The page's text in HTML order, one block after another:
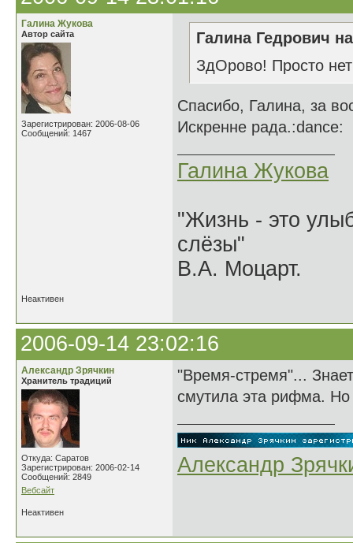
Галина Жукова
Автор сайта
Зарегистрирован: 2006-08-06
Сообщений: 1467
Галина Гедрович
ЗдОрово! Просто
Спасибо, Галина, за
Искренне рада.:dance:
Галина Жукова
"Жизнь - это
слёзы"
В.А. Моцарт.
Неактивен
2006-09-14 23:02:16
Александр Зрячкин
Хранитель традиций
Откуда: Саратов
Зарегистрирован: 2006-02-14
Сообщений: 2849
Вебсайт
"Время-стремя"...
смутила эта рифма. Но
Александр
Неактивен